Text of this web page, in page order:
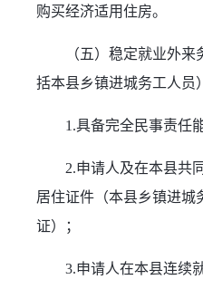
购买经济适用住房。
（五）稳定就业外
括本县乡镇进城务工人员
1.具备完全民事责任
2.申请人及在本县共
居住证件（本县乡镇进城
证）；
3.申请人在本县连续